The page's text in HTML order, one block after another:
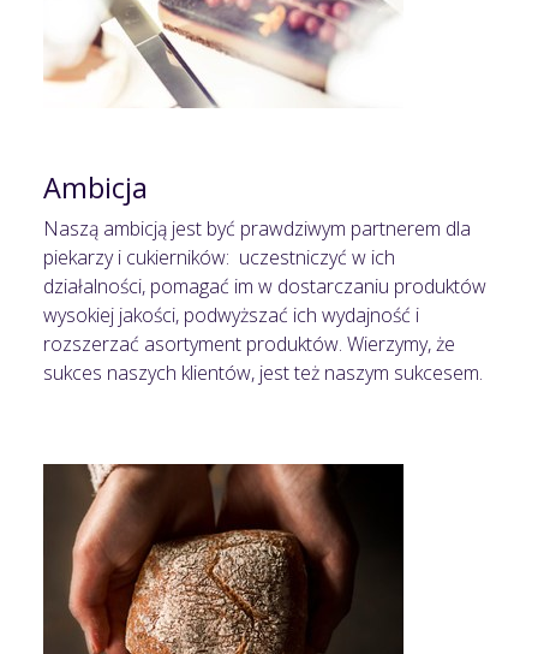
Ambicja
Naszą ambicją jest być prawdziwym partnerem dla
piekarzy i cukierników: uczestniczyć w ich
działalności, pomagać im w dostarczaniu produktów
wysokiej jakości, podwyższać ich wydajność i
rozszerzać asortyment produktów. Wierzymy, że
sukces naszych klientów, jest też naszym sukcesem.